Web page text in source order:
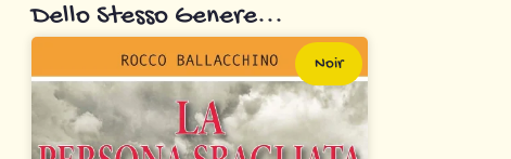
Dello Stesso Genere...
Noir